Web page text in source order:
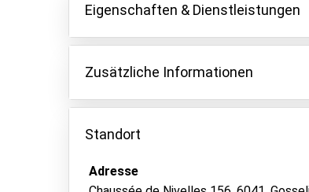
Eigenschaften & Dienstleistungen
Eigenschaften
Parken innen
Fahrzeugschlüssel behalten
Asphalt oder Pflaster
Elektrische Ladestation
Zusätzliche Informationen
Der Shuttle ist für 4 Personen
Aufpreis von 5 € pro Person. Tipp:
Aufgrund einer neuen
erhoben.
Standort
Adresse